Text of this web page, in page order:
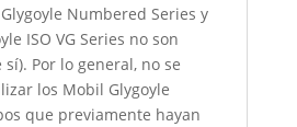
Numbered Series y
ISO VG Series no son
Por lo general, no se
los Mobil Glygoyle
que previamente hayan